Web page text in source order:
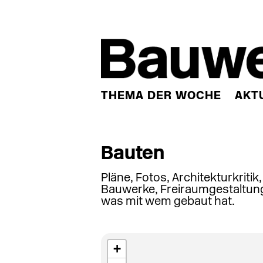
THEMA DER WOCHE
Bauten
Pläne, Fotos,
Bauwerke,
was mit wem gebaut hat.
+